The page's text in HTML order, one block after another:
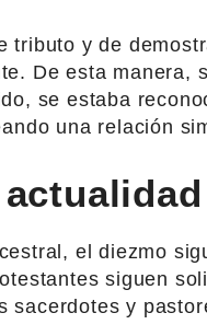
tributo y de
De esta manera,
se estaba
una relación
el diezmo
siguen
sacerdotes y